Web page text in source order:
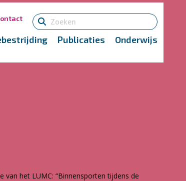
Publicaties Onderwijs
van het LUMC: “Binnensporten tijdens de